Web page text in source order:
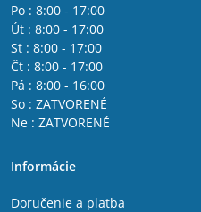
Po : 8:00 - 17:00
Út : 8:00 - 17:00
St : 8:00 - 17:00
Čt : 8:00 - 17:00
Pá : 8:00 - 16:00
So : ZATVORENÉ
Ne : ZATVORENÉ
Informácie
Doručenie a platba